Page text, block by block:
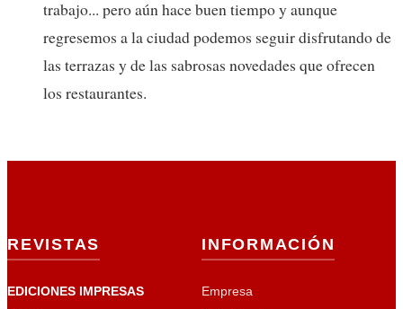
trabajo... pero aún hace buen tiempo y aunque
regresemos a la ciudad podemos seguir disfrutando de
las terrazas y de las sabrosas novedades que ofrecen
los restaurantes.
REVISTAS
EDICIONES IMPRESAS
INFORMACIÓN
Empresa